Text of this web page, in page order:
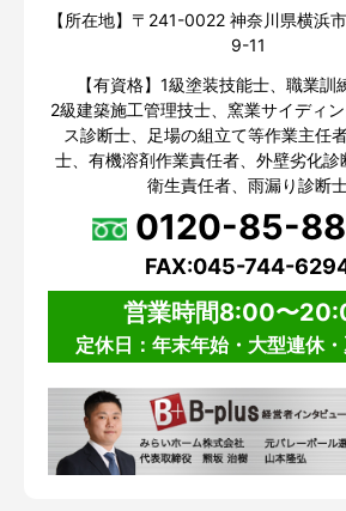
【所在地】〒241-0022 神奈川県横浜
9-11
【有資格】1級塗装技能士、職業訓
2級建築施工管理技士、窯業サイディ
ス診断士、足場の組立て等作業主任
士、有機溶剤作業責任者、外壁劣化診
衛生責任者、雨漏り診断
0120-85-
FAX:045-744-
営業時間8:00〜
定休日：年末年始・大型連休